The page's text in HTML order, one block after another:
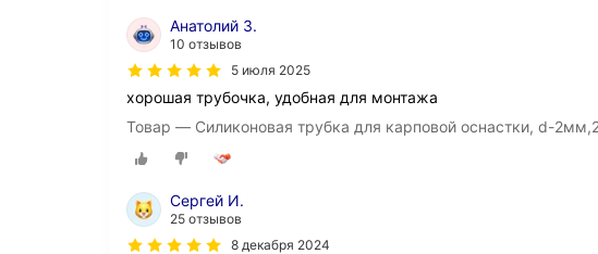
Анатолий З.
10 отзывов
5 июля 2025
хорошая трубочка, удобная для монтажа
Товар — Силиконовая трубка для карповой оснастки, d-
Сергей И.
25 отзывов
8 декабря 2024